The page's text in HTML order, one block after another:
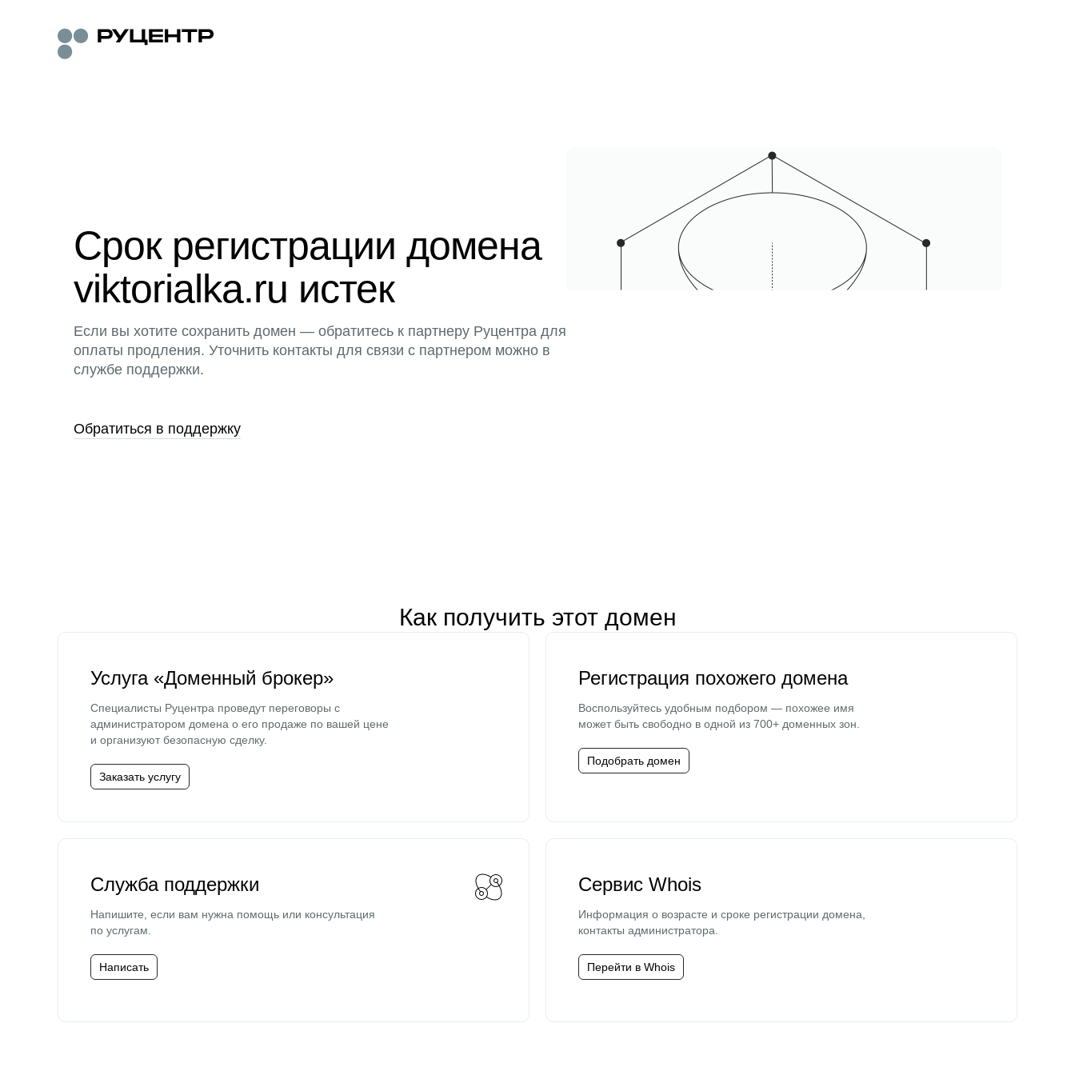
Срок регистрации домена
viktorialka.ru истек
Если вы хотите сохранить домен — обратитесь к партнеру Руцентра для
оплаты продления. Уточнить контакты для связи с партнером можно в
службе поддержки.
Обратиться в поддержку
Как получить этот домен
Услуга «Доменный брокер»
Специалисты Руцентра проведут переговоры с
администратором домена о его продаже по вашей цене
и организуют безопасную сделку.
Заказать услугу
Регистрация похожего домена
Воспользуйтесь удобным подбором — похожее имя
может быть свободно в одной из 700+ доменных зон.
Подобрать домен
Служба поддержки
Напишите, если вам нужна помощь или консультация
по услугам.
Написать
Сервис Whois
Информация о возрасте и сроке регистрации домена,
контакты администратора.
Перейти в Whois